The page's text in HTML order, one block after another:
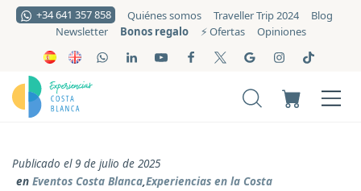
+34 641 357 858 Quiénes somos Traveller Trip 2024
Blog
Newsletter
Bonos regalo ⚡️ Ofertas Opiniones
Publicado el 9 de julio de 2025
en Eventos Costa Blanca,Experiencias en la Costa